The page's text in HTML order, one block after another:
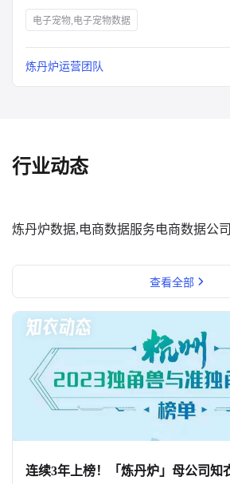
电子宠物,电子宠物数据
炼丹炉运营团队
行业动态
炼丹炉数据,电商数据服务电商数据公司
查看全部